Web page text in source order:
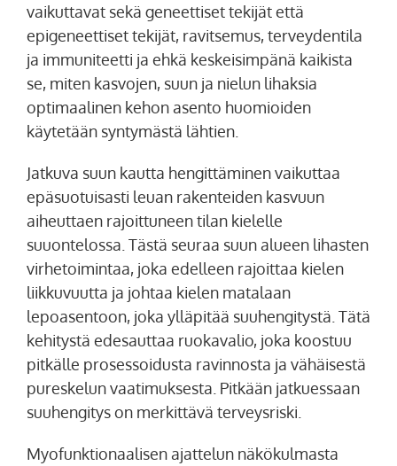
vaikuttavat sekä geneettiset tekijät että
epigeneettiset tekijät, ravitsemus, terveydentila
ja immuniteetti ja ehkä keskeisimpänä kaikista
se, miten kasvojen, suun ja nielun lihaksia
optimaalinen kehon asento huomioiden
käytetään syntymästä lähtien.
Jatkuva suun kautta hengittäminen vaikuttaa
epäsuotuisasti leuan rakenteiden kasvuun
aiheuttaen rajoittuneen tilan kielelle
suuontelossa. Tästä seuraa suun alueen lihasten
virhetoimintaa, joka edelleen rajoittaa kielen
liikkuvuutta ja johtaa kielen matalaan
lepoasentoon, joka ylläpitää suuhengitystä. Tätä
kehitystä edesauttaa ruokavalio, joka koostuu
pitkälle prosessoidusta ravinnosta ja vähäisestä
pureskelun vaatimuksesta. Pitkään jatkuessaan
suuhengitys on merkittävä terveysriski.
Myofunktionaalisen ajattelun näkökulmasta